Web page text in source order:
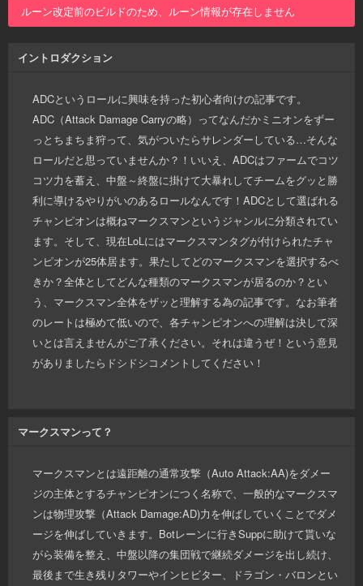
ルーン改定前のビルドのため、ルーン情報が存在しません
イントロダクション
ADCというロールに興味を持った初心者向けの記事です。
ADC（Attack Damage Carryの略）ってなんだかミニオンをずー
っとちまちま狩って、気がついたらサレンダーしている…そんな
ロールだと思っていませんか？！いいえ、ADCはファームでコツ
コツ力を蓄え、中盤～終盤に掛けて大暴れしてチームをグッと勝
利に導けるやりがいのあるロールなんです！ADCとして選ばれる
チャンピオンは概ねマークスマンというジャンルに分類されてい
ます。そして、現在LoLにはマークスマンタグが付けられたチャ
ンピオンが25体居ます。果たしてどのマークスマンを選択するべ
きか？全体としてどんな種類のマークスマンが居るのか？とい
う、マークスマン全体をザッと理解する為の記事です。なお筆者
のレートは極めて低いので、各チャンピオンへの理解は決して深
いとは言えませんがご了承ください。それは違うぜ！という意見
がありましたらドシドシコメントしてください！
マークスマンって？
マークスマンとは遠距離の通常攻撃（Auto Attack:AA)をダメー
ジの主体とするチャンピオンにつく名称で、一般的なマークスマ
ンは物理攻撃（Attack Damage:AD)力を伸ばしていくことでダメ
ージを伸ばしていきます。Botレーンに行きSuppに助けて貰いな
がら装備を整え、中盤以降の集団戦で継続ダメージを出し続け、
最後まで生き残りタワーやインヒビター、ドラゴン・バロンとい